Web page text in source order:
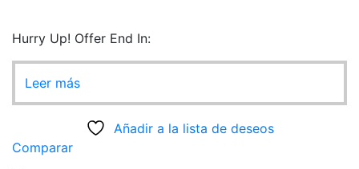
Hurry Up! Offer End In:
Leer más
Añadir a la lista de deseos
Comparar